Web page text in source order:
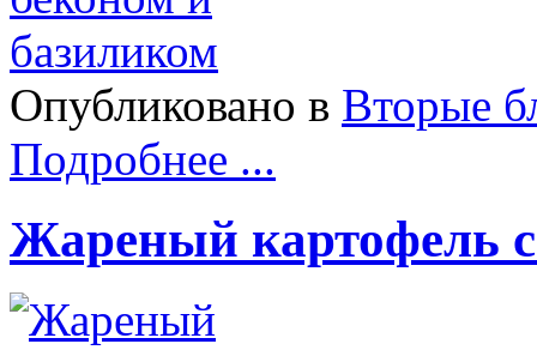
Опубликовано в Вторые
Подробнее ...
Жареный картофель